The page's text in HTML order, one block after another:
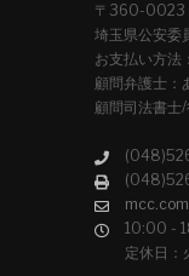
〒360-0023
埼玉県公安
お支払い方法
顧問弁護士：
顧問司法書士
10:00 -
定休日